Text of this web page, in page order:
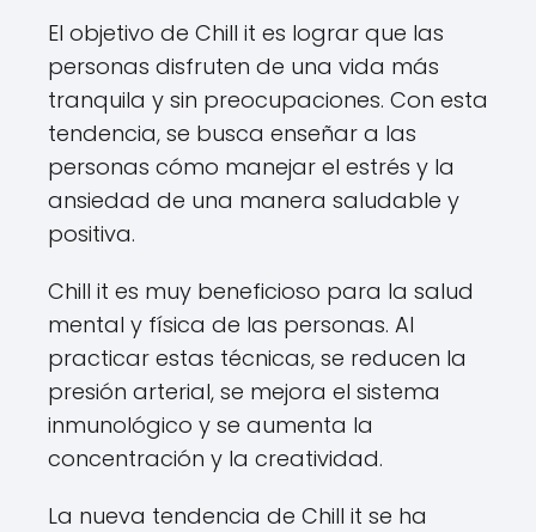
El objetivo de Chill it es lograr que las
personas disfruten de una vida más
tranquila y sin preocupaciones. Con esta
tendencia, se busca enseñar a las
personas cómo manejar el estrés y la
ansiedad de una manera saludable y
positiva.
Chill it es muy beneficioso para la salud
mental y física de las personas. Al
practicar estas técnicas, se reducen la
presión arterial, se mejora el sistema
inmunológico y se aumenta la
concentración y la creatividad.
La nueva tendencia de Chill it se ha